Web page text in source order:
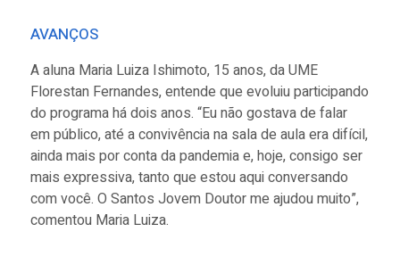
AVANÇOS
A aluna Maria Luiza Ishimoto, 15 anos, da UME
Florestan Fernandes, entende que evoluiu participando
do programa há dois anos. “Eu não gostava de falar
em público, até a convivência na sala de aula era difícil,
ainda mais por conta da pandemia e, hoje, consigo ser
mais expressiva, tanto que estou aqui conversando
com você. O Santos Jovem Doutor me ajudou muito”,
comentou Maria Luiza.